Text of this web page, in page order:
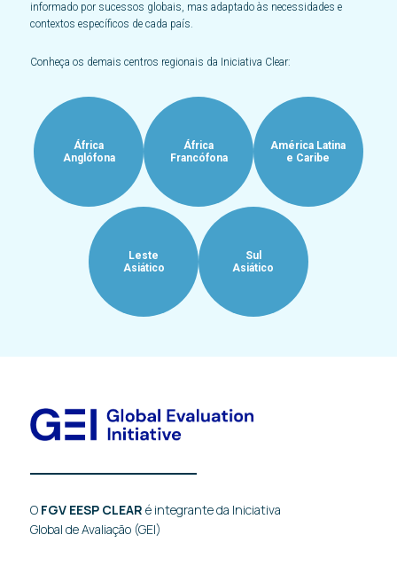
informado por sucessos globais, mas adaptado às necessidades e
contextos específicos de cada país.
Conheça os demais centros regionais da Iniciativa Clear:
África
Anglófona
África
Francófona
América Latina
e Caribe
Leste
Asiático
Sul
Asiático
O FGV EESP CLEAR é integrante da Iniciativa
Global de Avaliação (GEI)